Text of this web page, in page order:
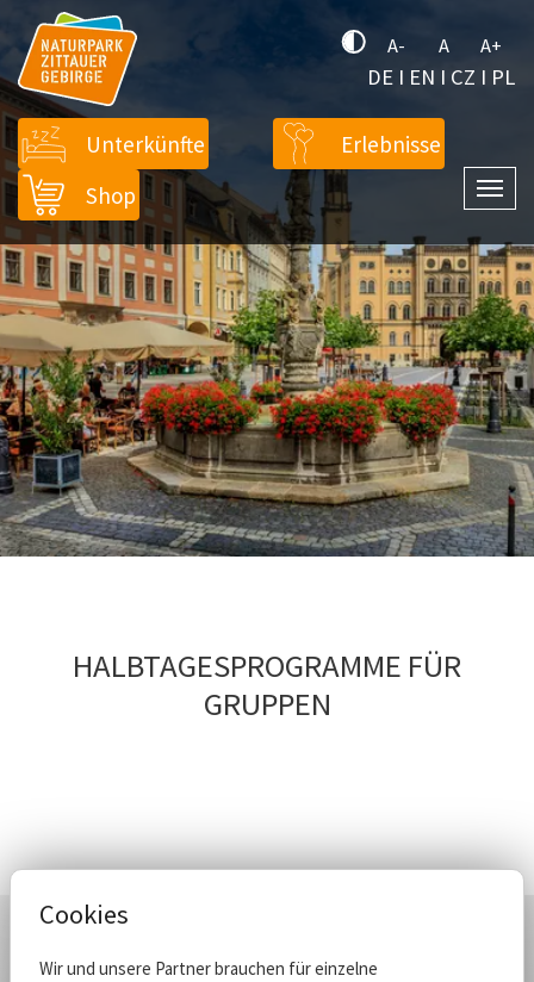
A- A A+
DE I EN I CZ I PL
Unterkünfte
Erlebnisse
Shop
HALBTAGESPROGRAMME FÜR
GRUPPEN
Cookies
Wir und unsere Partner brauchen für einzelne